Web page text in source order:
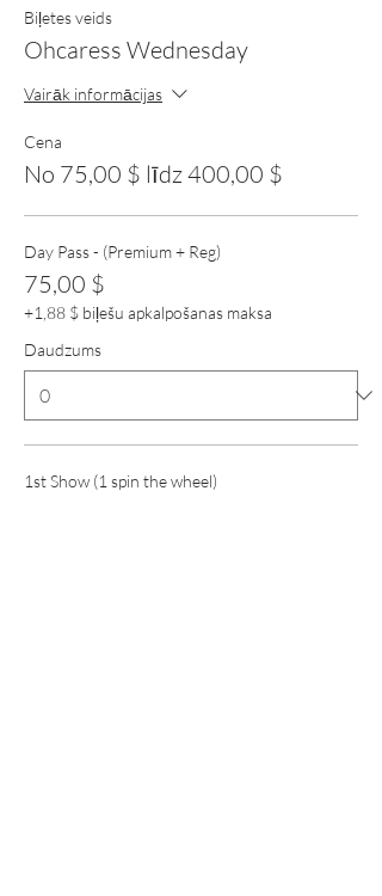
Biļetes veids
Ohcaress Wednesday
Vairāk informācijas
Cena
No 75,00 $ līdz 400,00 $
Day Pass - (Premium + Reg)
75,00 $
+1,88 $ biļešu apkalpošanas maksa
Daudzums
1st Show (1 spin the wheel)